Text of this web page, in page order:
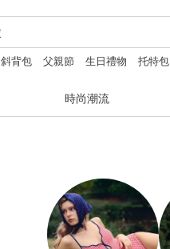
斜背包 父親節 生日禮物 托特包
時尚潮流